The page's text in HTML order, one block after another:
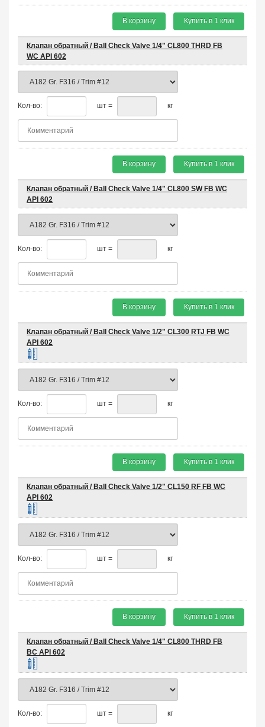
В корзину Купить в 1 клик
Клапан обратный / Ball Check Valve 1/4" CL800 THRD FB
WC API 602
Кол-во: шт = кг
В корзину Купить в 1 клик
Клапан обратный / Ball Check Valve 1/4" CL800 SW FB WC
API 602
Кол-во: шт = кг
В корзину Купить в 1 клик
Клапан обратный / Ball Check Valve 1/2" CL300 RTJ FB WC
API 602
Кол-во: шт = кг
В корзину Купить в 1 клик
Клапан обратный / Ball Check Valve 1/2" CL150 RF FB WC
API 602
Кол-во: шт = кг
В корзину Купить в 1 клик
Клапан обратный / Ball Check Valve 1/4" CL800 THRD FB
BC API 602
Кол-во: шт = кг